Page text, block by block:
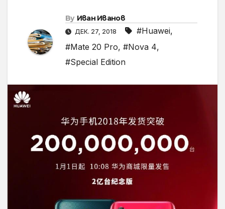
By Иван Иванов
ДЕК. 27, 2018 #Huawei,
#Mate 20 Pro, #Nova 4,
#Special Edition